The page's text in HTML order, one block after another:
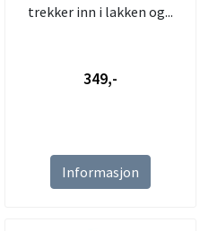
trekker inn i lakken og...
349,-
Informasjon